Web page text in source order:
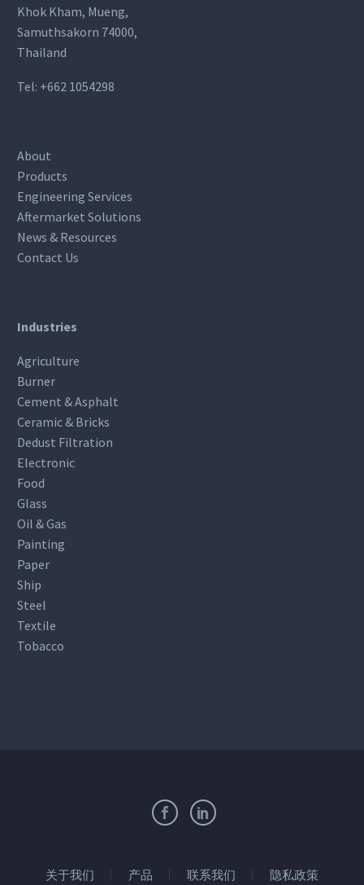
Khok Kham, Mueng,
Samuthsakorn 74000,
Thailand
Tel: +662 1054298
About
Products
Engineering Services
Aftermarket Solutions
News & Resources
Contact Us
Industries
Agriculture
Burner
Cement & Asphalt
Ceramic & Bricks
Dedust Filtration
Electronic
Food
Glass
Oil & Gas
Painting
Paper
Ship
Steel
Textile
Tobacco
关于我们 产品 联系我们 隐私政策